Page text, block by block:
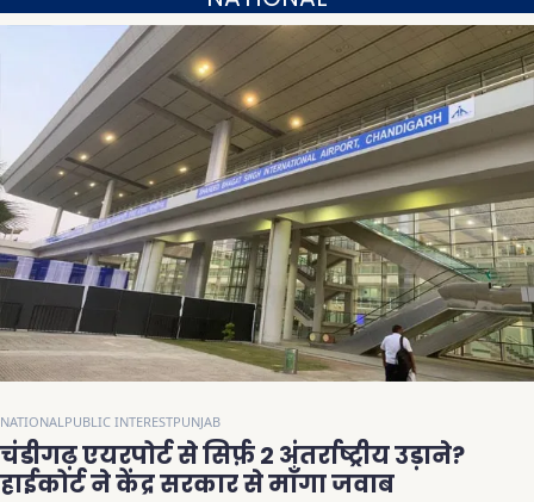
NATIONAL PUBLIC INTERESTPUNJAB
चंडीगढ़ एयरपोर्ट से सिर्फ़ 2 अंतर्राष्ट्रीय उड़ाने?
हाईकोर्ट ने केंद्र सरकार से माँगा जवाब